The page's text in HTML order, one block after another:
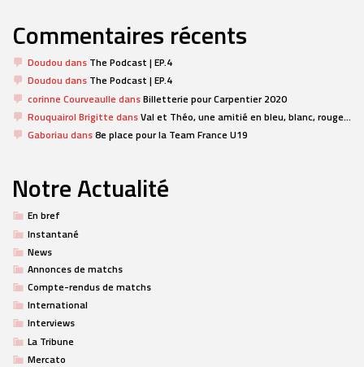
Commentaires récents
Doudou dans The Podcast | EP.4
Doudou dans The Podcast | EP.4
corinne Courveaulle dansBilletterie pour Carpentier 2020
Rouquairol Brigitte dansVal et Théo, une amitié en bleu, blanc, rouge…
Gaboriau dans8e place pour la Team France U19
Notre Actualité
En bref
Instantané
News
Annonces de matchs
Compte-rendus de matchs
International
Interviews
La Tribune
Mercato